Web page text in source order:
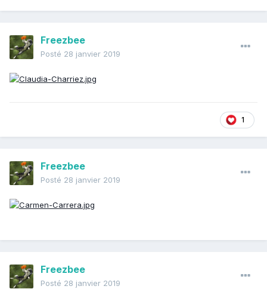
Freezbee
Posté 28 janvier 2019
1
Freezbee
Posté 28 janvier 2019
Freezbee
Posté 28 janvier 2019